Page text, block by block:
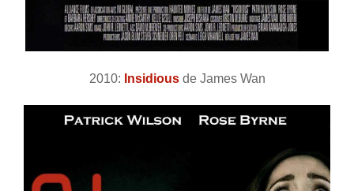
2010: Insidiousde James Wan